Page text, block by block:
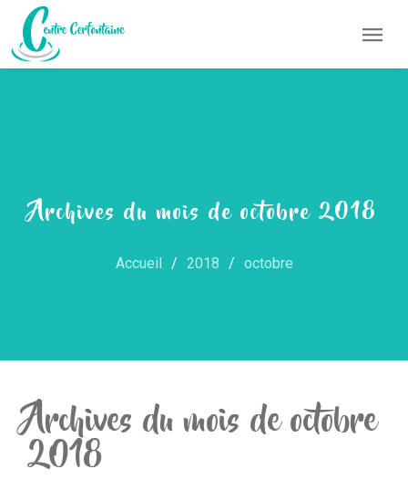
Archives du mois de octobre 2018
Accueil 2018 octobre
Archives du mois de octobre
2018